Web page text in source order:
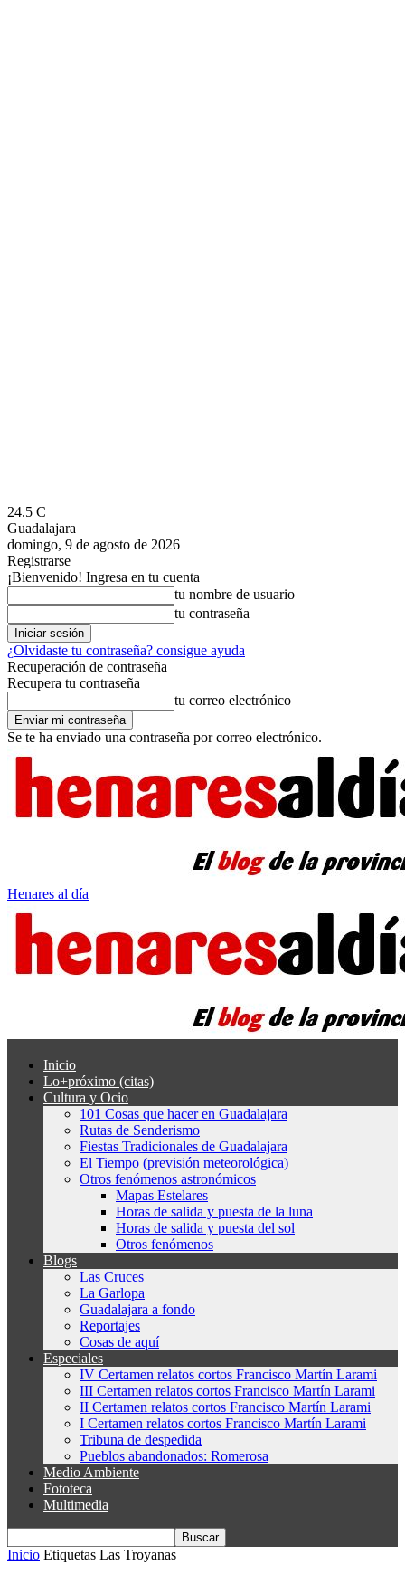
24.5 C
Guadalajara
domingo, 9 de agosto de 2026
Registrarse
¡Bienvenido! Ingresa en tu cuenta
tu nombre de usuario
tu contraseña
¿Olvidaste tu contraseña? consigue ayuda
Recuperación de contraseña
Recupera tu contraseña
tu correo electrónico
Se te ha enviado una contraseña por correo electrónico.
Henares al día
Inicio
Lo+próximo (citas)
Cultura y Ocio
101 Cosas que hacer en Guadalajara
Rutas de Senderismo
Fiestas Tradicionales de Guadalajara
El Tiempo (previsión meteorológica)
Otros fenómenos astronómicos
Mapas Estelares
Horas de salida y puesta de la luna
Horas de salida y puesta del sol
Otros fenómenos
Blogs
Las Cruces
La Garlopa
Guadalajara a fondo
Reportajes
Cosas de aquí
Especiales
IV Certamen relatos cortos Francisco Martín Larami
III Certamen relatos cortos Francisco Martín Larami
II Certamen relatos cortos Francisco Martín Larami
I Certamen relatos cortos Francisco Martín Larami
Tribuna de despedida
Pueblos abandonados: Romerosa
Medio Ambiente
Fototeca
Multimedia
Inicio Etiquetas Las Troyanas